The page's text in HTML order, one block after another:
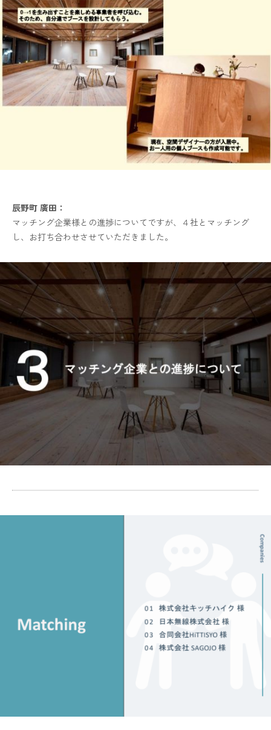
辰野町 廣田：
マッチング企業様との進捗についてですが、４社とマッチング
し、お打ち合わせさせていただきました。